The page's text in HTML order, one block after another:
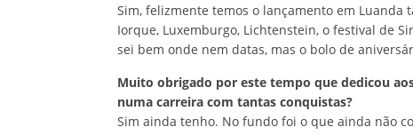
Sim, felizmente temos o lançamento em Luanda
Iorque, Luxemburgo, Lichtenstein, o festival de
sei bem onde nem datas, mas o bolo de
Muito obrigado por este tempo que dedicou
numa carreira com tantas conquistas?
Sim ainda tenho. No fundo foi o que ainda não